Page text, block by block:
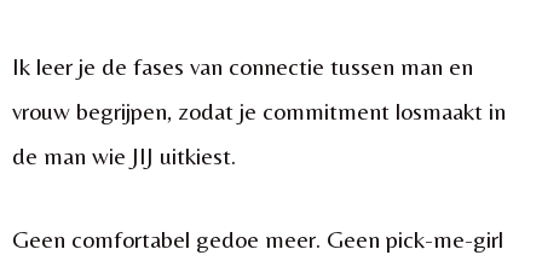
Ik leer je de fases van connectie tussen man en
vrouw begrijpen, zodat je commitment losmaakt in
de man wie JIJ uitkiest.
Geen comfortabel gedoe meer. Geen pick-me-girl